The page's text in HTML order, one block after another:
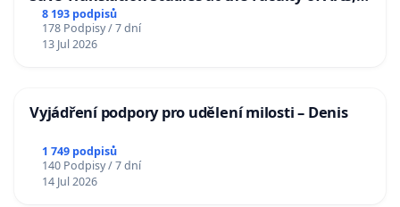
Charles University
8 193 podpisů
178 Podpisy / 7 dní
13 Jul 2026
Vyjádření podpory pro udělení milosti – Denis
1 749 podpisů
140 Podpisy / 7 dní
14 Jul 2026